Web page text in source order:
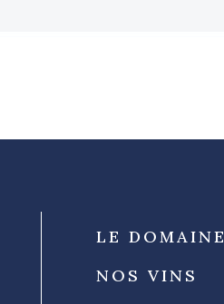
LE DOMAINE
NOS VINS